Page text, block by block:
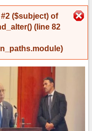
رسالة الخطأ
($subject) of
(line 82
).